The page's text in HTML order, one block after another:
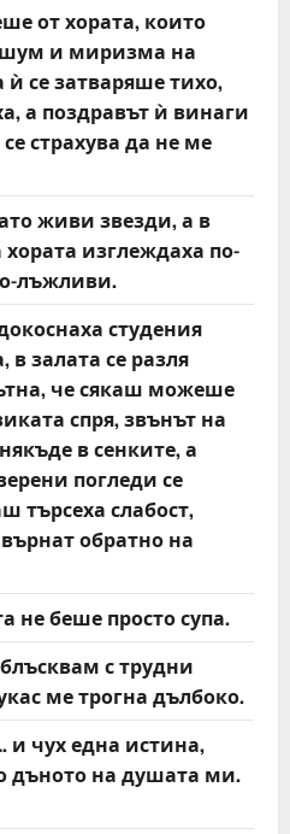
от хората, които
шум и миризма на
се затваряше тихо,
а поздравът ѝ винаги
страхува да не ме
живи звезди, а в
изглеждаха по-
лъжливи.
студения
залата се разля
че сякаш можеше
спря, звънът на
в сенките, а
погледи се
търсеха слабост,
обратно на
не беше просто супа.
с трудни
ме трогна дълбоко.
и чух една истина,
дъното на душата ми.